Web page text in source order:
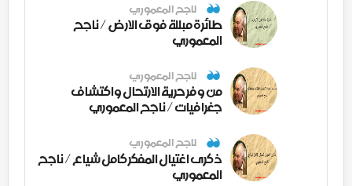
ناجح المعموري
طائرة مبللة فوق الارض / ناجح
المعموري
ناجح المعموري
من وفر حرية الارتحال واكتشاف
جغرافيات / ناجح المعموري
ناجح المعموري
ذكرى اغتيال المفكر كامل شياع / ناجح
المعموري